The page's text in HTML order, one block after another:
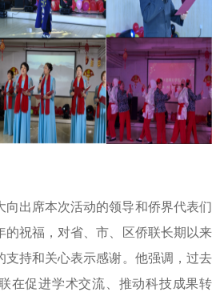
向出席本次活动的领导和侨界代表们
的祝福，对省、市、区侨联长期以来
支持和关心表示感谢。他强调，过去
在促进学术交流、推动科技成果转